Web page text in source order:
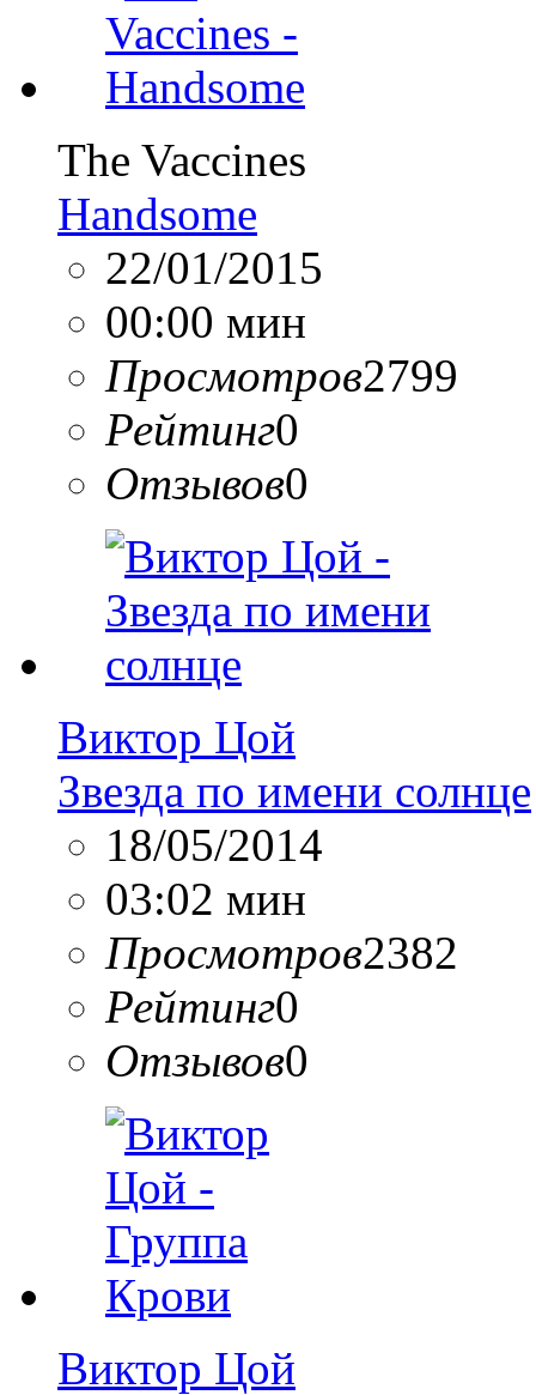
The Vaccines
Handsome
22/01/2015
00:00 мин
Просмотров2799
Рейтинг0
Отзывов0
Виктор Цой
Звезда по имени солнце
18/05/2014
03:02 мин
Просмотров2382
Рейтинг0
Отзывов0
Виктор Цой